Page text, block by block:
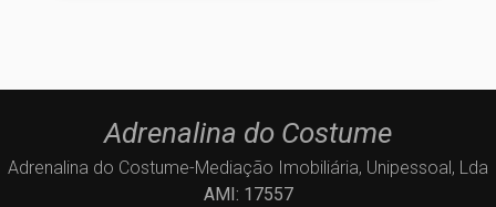
Adrenalina do Costume
Adrenalina do Costume-Mediação Imobiliária, Unipessoal, Lda
AMI: 17557